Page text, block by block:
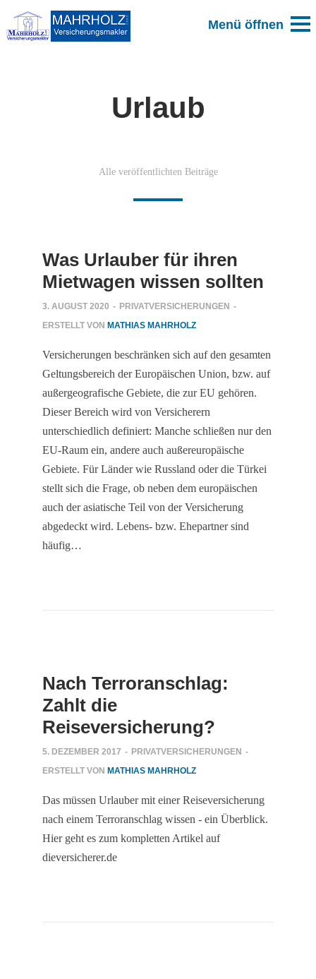
Urlaub
Alle veröffentlichten Beiträge
Was Urlauber für ihren
Mietwagen wissen sollten
3. AUGUST 2020 - PRIVATVERSICHERUNGEN -
ERSTELLT VON MATHIAS MAHRHOLZ
Versicherungen beschränken sich auf den gesamten
Geltungsbereich der Europäischen Union, bzw. auf
außergeografische Gebiete, die zur EU gehören.
Dieser Bereich wird von Versicherern
unterschiedlich definiert: Manche schließen nur den
EU-Raum ein, andere auch außereuropäische
Gebiete. Für Länder wie Russland oder die Türkei
stellt sich die Frage, ob neben dem europäischen
auch der asiatische Teil von der Versicherung
abgedeckt wird. Lebens- bzw. Ehepartner sind
häufig…
Nach Terroranschlag:
Zahlt die
Reiseversicherung?
5. DEZEMBER 2017 - PRIVATVERSICHERUNGEN -
ERSTELLT VON MATHIAS MAHRHOLZ
Das müssen Urlauber mit einer Reiseversicherung
nach einem Terroranschlag wissen - ein Überblick.
Hier geht es zum kompletten Artikel auf
dieversicherer.de